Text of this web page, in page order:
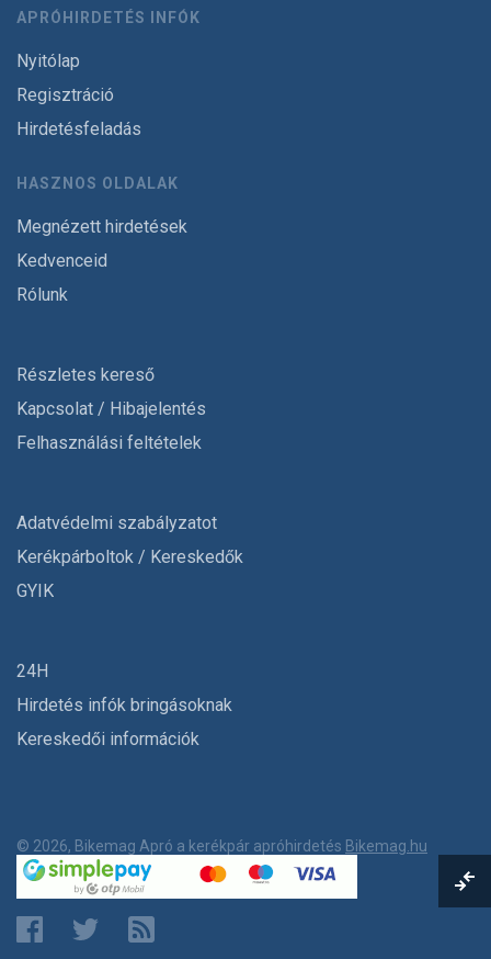
APRÓHIRDETÉS INFÓK
Nyitólap
Regisztráció
Hirdetésfeladás
HASZNOS OLDALAK
Megnézett hirdetések
Kedvenceid
Rólunk
Részletes kereső
Kapcsolat / Hibajelentés
Felhasználási feltételek
Adatvédelmi szabályzatot
Kerékpárboltok / Kereskedők
GYIK
24H
Hirdetés infók bringásoknak
Kereskedői információk
© 2026, Bikemag Apró a kerékpár apróhirdetés Bikemag.hu